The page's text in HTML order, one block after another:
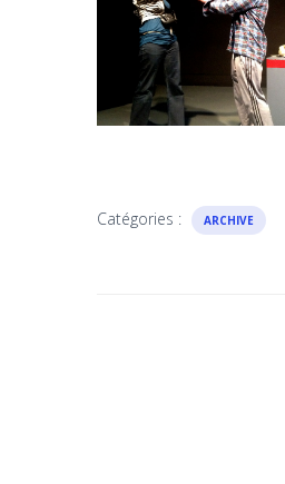
Catégories : ARCHIVE